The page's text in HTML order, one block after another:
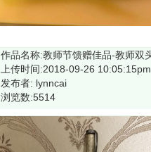
上传时间:2018-09-26 10:05:15pm
发布者: lynncai
浏览数:5514